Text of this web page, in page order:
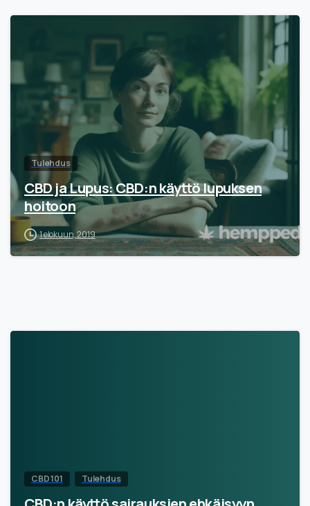
Tulehdus
CBD ja Lupus: CBD:n käyttö lupuksen
hoitoon
1 elokuun, 2019
CBD 101 Tulehdus